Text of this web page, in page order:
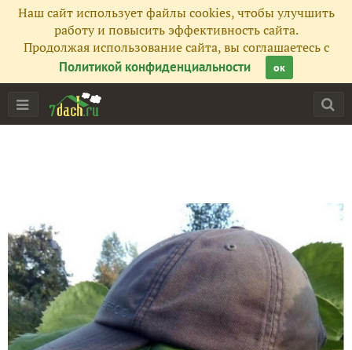
Наш сайт использует файлы cookies, чтобы улучшить
работу и повысить эффективность сайта.
Продолжая использование сайта, вы соглашаетесь с
Политикой конфиденциальности
ок
Главная
Подписчики 13